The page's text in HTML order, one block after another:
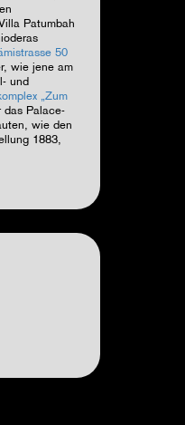
Patumbah
50
wie jene am
und
„Zum
das Palace-
wie den
1883,